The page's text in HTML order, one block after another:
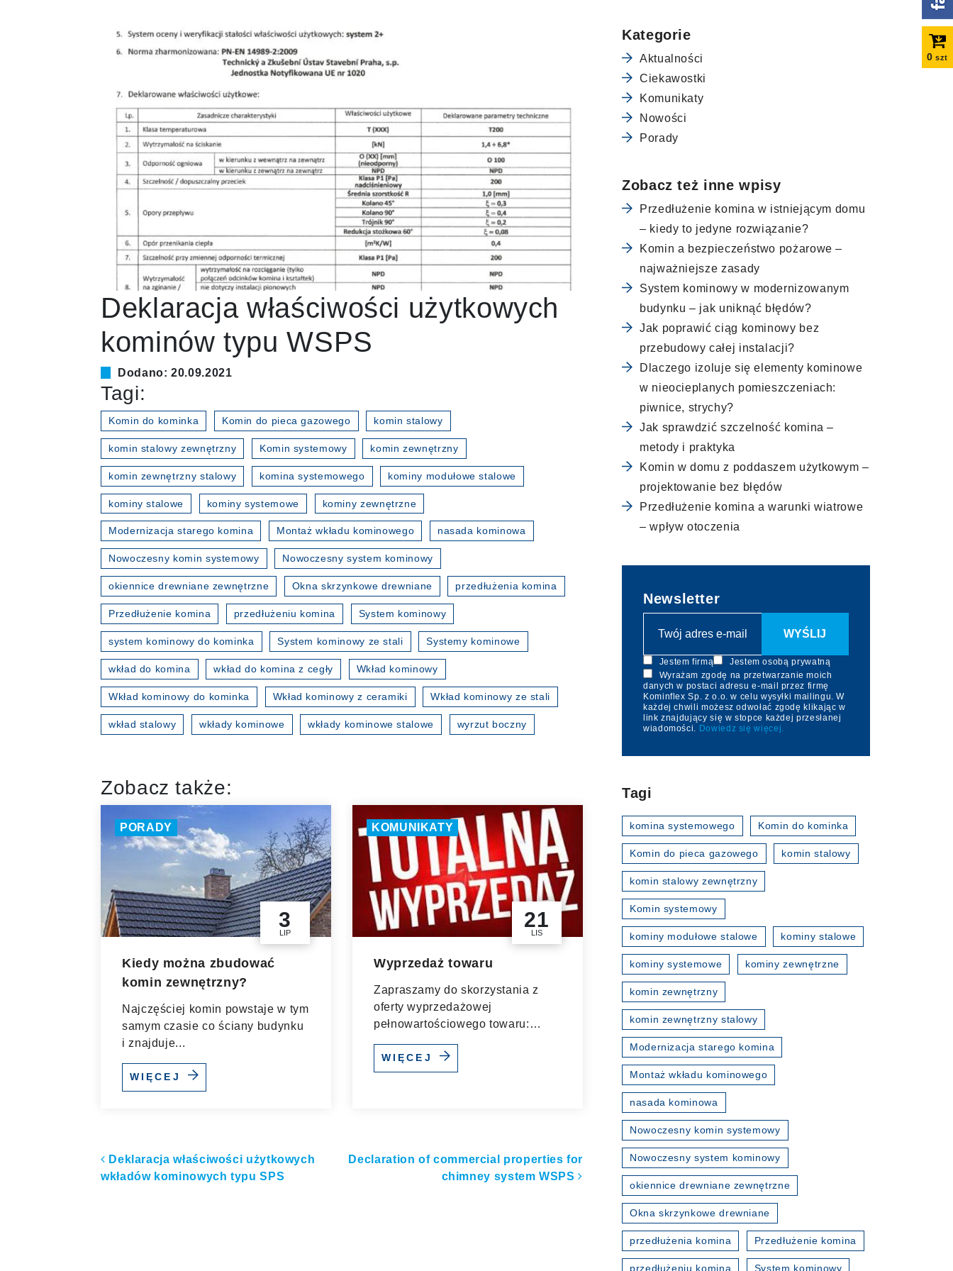
0 szt
Deklaracja właściwości użytkowych
kominów typu WSPS
Dodano: 20.09.2021
Tagi:
Komin do kominka Komin do pieca gazowego komin stalowy
komin stalowy zewnętrzny Komin systemowy komin zewnętrzny
komin zewnętrzny stalowy komina systemowego kominy modułowe stalowe
kominy stalowe kominy systemowe kominy zewnętrzne
Modernizacja starego komina Montaż wkładu kominowego nasada kominowa
Nowoczesny komin systemowy Nowoczesny system kominowy
okiennice drewniane zewnętrzne Okna skrzynkowe drewniane przedłużenia komina
Przedłużenie komina przedłużeniu komina System kominowy
system kominowy do kominka System kominowy ze stali Systemy kominowe
wkład do komina wkład do komina z cegły Wkład kominowy
Wkład kominowy do kominka Wkład kominowy z ceramiki Wkład kominowy ze stali
wkład stalowy wkłady kominowe wkłady kominowe stalowe wyrzut boczny
Zobacz także:
PORADY
3
LIP
Kiedy można zbudować
komin zewnętrzny?
Najczęściej komin powstaje w tym
samym czasie co ściany budynku
i znajduje...
WIĘCEJ
KOMUNIKATY
21
LIS
Wyprzedaż towaru
Zapraszamy do skorzystania z
oferty wyprzedażowej
pełnowartościowego towaru:
szczotki,...
WIĘCEJ
Nawigacja po artykułach
Deklaracja właściwości użytkowych
wkładów kominowych typu SPS
Declaration of commercial properties for
chimney system WSPS
Kategorie
Aktualności
Ciekawostki
Komunikaty
Nowości
Porady
Zobacz też inne wpisy
Przedłużenie komina w istniejącym domu
– kiedy to jedyne rozwiązanie?
Komin a bezpieczeństwo pożarowe –
najważniejsze zasady
System kominowy w modernizowanym
budynku – jak uniknąć błędów?
Jak poprawić ciąg kominowy bez
przebudowy całej instalacji?
Dlaczego izoluje się elementy kominowe
w nieocieplanych pomieszczeniach:
piwnice, strychy?
Jak sprawdzić szczelność komina –
metody i praktyka
Komin w domu z poddaszem użytkowym –
projektowanie bez błędów
Przedłużenie komina a warunki wiatrowe
– wpływ otoczenia
Newsletter
Jestem firmą
Jestem osobą prywatną
Wyrażam zgodę na przetwarzanie moich
danych w postaci adresu e-mail przez firmę
Kominflex Sp. z o.o. w celu wysyłki mailingu. W
każdej chwili możesz odwołać zgodę klikając w
link znajdujący się w stopce każdej przesłanej
wiadomości. Dowiedz się więcej.
Tagi
komina systemowego Komin do kominka
Komin do pieca gazowego komin stalowy
komin stalowy zewnętrzny
Komin systemowy
kominy modułowe stalowe kominy stalowe
kominy systemowe kominy zewnętrzne
komin zewnętrzny
komin zewnętrzny stalowy
Modernizacja starego komina
Montaż wkładu kominowego
nasada kominowa
Nowoczesny komin systemowy
Nowoczesny system kominowy
okiennice drewniane zewnętrzne
Okna skrzynkowe drewniane
przedłużenia komina Przedłużenie komina
przedłużeniu komina System kominowy